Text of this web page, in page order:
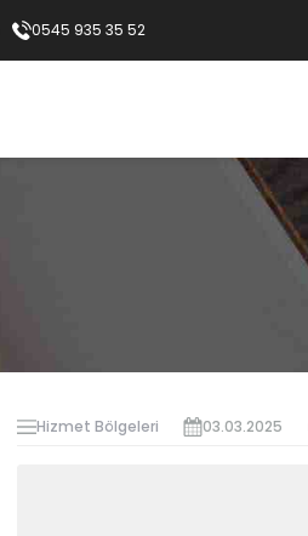
0545 935 35 52
Hizmet Bölgeleri 03.03.2025